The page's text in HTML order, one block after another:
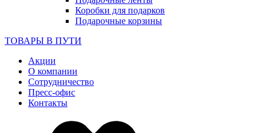
Коробки для подарков
Подарочные корзины
ТОВАРЫ В ПУТИ
Акции
О компании
Сотрудничество
Пресс-офис
Контакты